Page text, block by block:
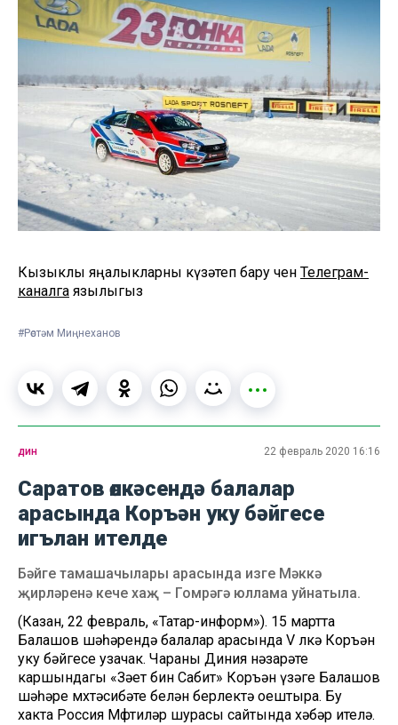
Кызыклы яңалыкларны күзәтеп бару өчен Телеграм-
каналга язылыгыз
#Рөстәм Миңнеханов
дин 22 февраль 2020 16:16
Саратов өлкәсендә балалар
арасында Коръән уку бәйгесе
игълан ителде
Бәйге тамашачылары арасында изге Мәккә
җирләренә кече хаҗ – Гомрәгә юллама уйнатыла.
(Казан, 22 февраль, «Татар-информ»). 15 мартта
Балашов шәһәрендә балалар арасында V өлкә Коръән
уку бәйгесе узачак. Чараны Диния нәзарәте
каршындагы «Зәет бин Сабит» Коръән үзәге Балашов
шәһәре мөхтәсибәте белән берлектә оештыра. Бу
хакта Россия Мөфтиләр шурасы сайтында хәбәр ителә.